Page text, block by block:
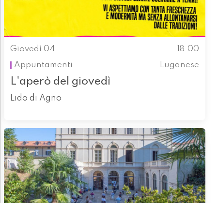
Giovedì 04
18.00
Appuntamenti
Luganese
L'aperò del giovedì
Lido di Agno